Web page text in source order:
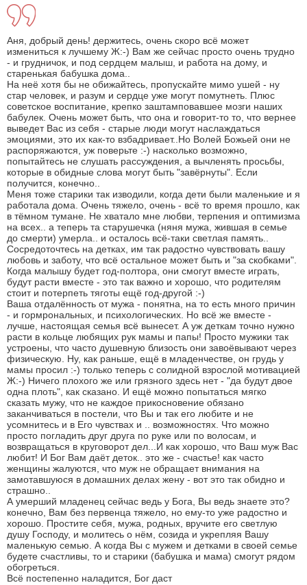
Аня, добрый день! держитесь, очень скоро всё может
измениться к лучшему Ж:-) Вам же сейчас просто очень трудно
- и грудничок, и под сердцем малыш, и работа на дому, и
старенькая бабушка дома..
На неё хотя бы не обижайтесь, пропускайте мимо ушей - ну
стар человек, и разум и сердце уже могут помутнеть. Плюс
советское воспитание, крепко заштамповавшее мозги наших
бабулек. Очень может быть, что она и говорит-то то, что вернее
выведет Вас из себя - старые люди могут наслаждаться
эмоциями, это их как-то взбадривает..Но Волей Божьей они не
распоряжаются, уж поверьте :-) насколько возможно,
попытайтесь не слушать рассуждения, а вычленять просьбы,
которые в обидные слова могут быть "завёрнуты". Если
получится, конечно..
Меня тоже старики так изводили, когда дети были маленькие и я
работала дома. Очень тяжело, очень - всё то время прошло, как
в тёмном тумане. Не хватало мне любви, терпения и оптимизма
на всех.. а теперь та старушечка (няня мужа, жившая в семье
до смерти) умерла.. и осталось всё-таки светлая память..
Сосредоточтесь на детках, им так радостно чувствовать вашу
любовь и заботу, что всё остальное может быть и "за скобками".
Когда малышу будет год-полтора, они смогут вместе играть,
будут расти вместе - это так важно и хорошо, что родителям
стоит и потерпеть тяготы ещё год-другой :-)
Ваша отдалённость от мужа - понятна, на то есть много причин
- и гормрональных, и психологических. Но всё же вместе -
лучше, настоящая семья всё вынесет. А уж деткам точно нужно
расти в кольце любящих рук мамы и папы! Просто мужики так
устроены, что часто душевную близость они завоёвывают через
физическую. Ну, как раньше, ещё в младенчестве, он грудь у
мамы просил :-) только теперь с солидной взрослой мотивацией
Ж:-) Ничего плохого же или грязного здесь нет - "да будут двое
одна плоть", как сказано. И ещё можно попытаться мягко
сказать мужу, что не каждое прикосновение обязано
заканчиваться в постели, что Вы и так его любите и не
усомнитесь и в Его чувствах и .. возможностях. Что можно
просто погладить друг друга по руке или по волосам, и
возвращаться в круговорот дел...И как хорошо, что Ваш муж Вас
любит! И Бог Вам даёт деток.. это же - счастье! как часто
женщины жалуются, что муж не обращает внимания на
замотавшуюся в домашних делах жену - вот это так обидно и
страшно..
А умерший младенец сейчас ведь у Бога, Вы ведь знаете это?
конечно, Вам без первенца тяжело, но ему-то уже радостно и
хорошо. Простите себя, мужа, родных, вручите его светлую
душу Господу, и молитесь о нём, созида и укрепляя Вашу
маленькую семью. А когда Вы с мужем и детками в своей семье
будете счастливы, то и старики (бабушка и мама) смогут рядом
обогреться.
Всё постепенно наладится, Бог даст